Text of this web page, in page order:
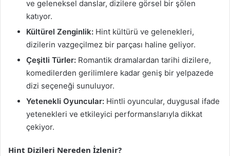
ve geleneksel danslar, dizilere görsel bir şölen
katıyor.
Kültürel Zenginlik: Hint kültürü ve gelenekleri,
dizilerin vazgeçilmez bir parçası haline geliyor.
Çeşitli Türler: Romantik dramalardan tarihi dizilere,
komedilerden gerilimlere kadar geniş bir yelpazede
dizi seçeneği sunuluyor.
Yetenekli Oyuncular: Hintli oyuncular, duygusal ifade
yetenekleri ve etkileyici performanslarıyla dikkat
çekiyor.
Hint Dizileri Nereden İzlenir?